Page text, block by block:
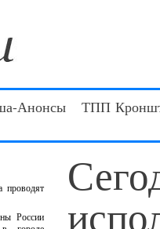
Анонсы ТПП
проводят
России